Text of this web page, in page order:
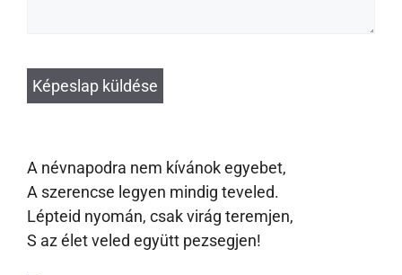
A névnapodra nem kívánok egyebet,
A szerencse legyen mindig teveled.
Lépteid nyomán, csak virág teremjen,
S az élet veled együtt pezsegjen!